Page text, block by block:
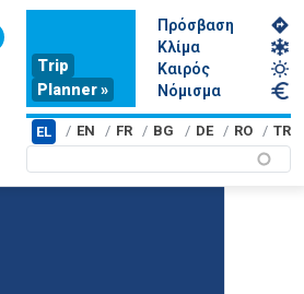
contact
Trip
Planner »
Πρόσβαση
Κλίμα
Καιρός
Νόμισμα
EL EN FR BG DE RO TR